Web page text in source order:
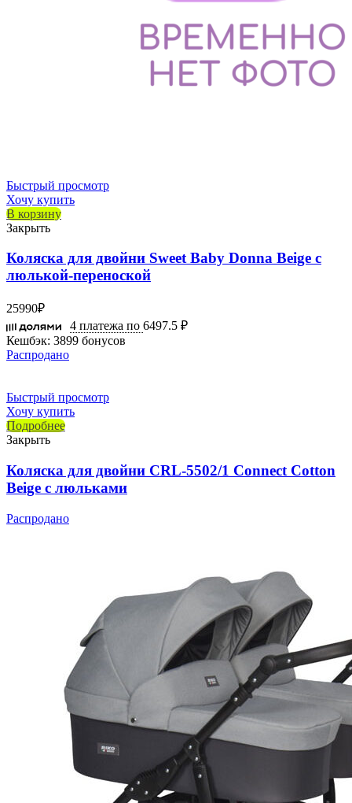
Быстрый просмотр
Хочу купить
В корзину
Закрыть
Коляска для двойни Sweet Baby Donna Beige с
люлькой-переноской
25990₽
4 платежа по 6497.5 ₽
Кешбэк: 3899 бонусов
Распродано
Быстрый просмотр
Хочу купить
Подробнее
Закрыть
Коляска для двойни CRL-5502/1 Connect Cotton
Beige с люльками
Распродано